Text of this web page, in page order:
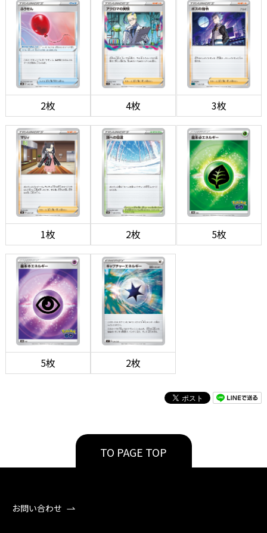
2枚 4枚 3枚
1枚 2枚 5枚
5枚 2枚
TO PAGE TOP
お問い合わせ